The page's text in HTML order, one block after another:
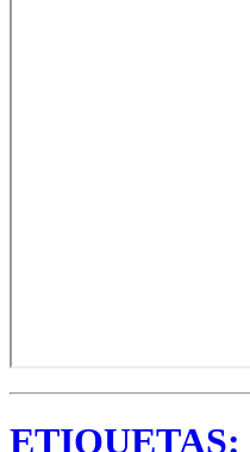
ETIQUETAS: